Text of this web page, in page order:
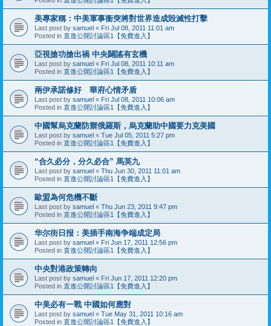
美專家稱：中美軍事衝突將對世界造成毀滅性打擊
Last post by samuel « Fri Jul 08, 2011 11:01 am
Posted in 直進公開討論區1【免費進入】
亞視搶功搶出禍 中央闢謠有玄機
Last post by samuel « Fri Jul 08, 2011 10:11 am
Posted in 直進公開討論區1【免費進入】
兩伊承諾修好 華府心情矛盾
Last post by samuel « Fri Jul 08, 2011 10:06 am
Posted in 直進公開討論區1【免費進入】
中國幫烏克蘭防禦俄羅斯，烏克蘭助中國要力克美國
Last post by samuel « Tue Jul 05, 2011 5:27 pm
Posted in 直進公開討論區1【免費進入】
“合久必分，分久必合” 馬英九
Last post by samuel « Thu Jun 30, 2011 11:01 am
Posted in 直進公開討論區1【免費進入】
歐盟為何危機不斷
Last post by samuel « Thu Jun 23, 2011 9:47 pm
Posted in 直進公開討論區1【免費進入】
华尔街日报：美插手南海争端成定局
Last post by samuel « Fri Jun 17, 2011 12:56 pm
Posted in 直進公開討論區1【免費進入】
中央對港政策轉向
Last post by samuel « Fri Jun 17, 2011 12:20 pm
Posted in 直進公開討論區1【免費進入】
中美必有一戰 中國如何應對
Last post by samuel « Tue May 31, 2011 10:16 am
Posted in 直進公開討論區1【免費進入】